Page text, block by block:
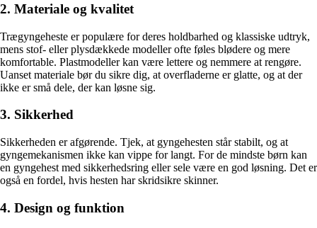
2. Materiale og kvalitet
Trægyngeheste er populære for deres holdbarhed og klassiske udtryk,
mens stof- eller plysdækkede modeller ofte føles blødere og mere
komfortable. Plastmodeller kan være lettere og nemmere at rengøre.
Uanset materiale bør du sikre dig, at overfladerne er glatte, og at der
ikke er små dele, der kan løsne sig.
3. Sikkerhed
Sikkerheden er afgørende. Tjek, at gyngehesten står stabilt, og at
gyngemekanismen ikke kan vippe for langt. For de mindste børn kan
en gyngehest med sikkerhedsring eller sele være en god løsning. Det er
også en fordel, hvis hesten har skridsikre skinner.
4. Design og funktion